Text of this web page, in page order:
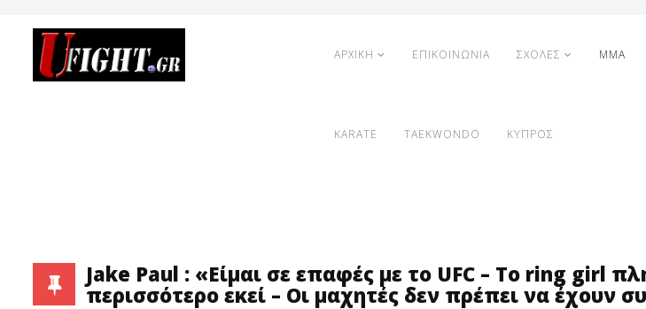
ΑΡΧΙΚΗ ΕΠΙΚΟΙΝΩΝΙΑ ΣΧΟΛΕΣ MMA
KARATE TAEKWONDO ΚΥΠΡΟΣ
Jake Paul : «Είμαι σε επαφές με το UFC – Το ring girl
περισσότερο εκεί – Οι μαχητές δεν πρέπει να έχουν